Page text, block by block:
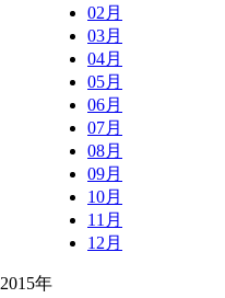
02月
03月
04月
05月
06月
07月
08月
09月
10月
11月
12月
2015年